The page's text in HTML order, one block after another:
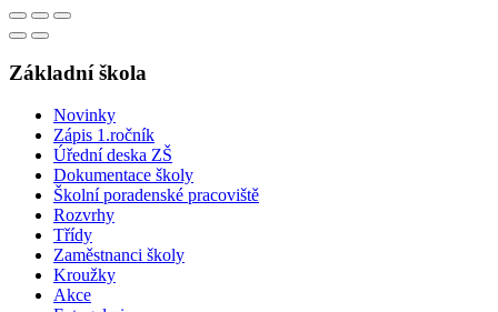
Základní škola
Novinky
Zápis 1.ročník
Úřední deska ZŠ
Dokumentace školy
Školní poradenské pracoviště
Rozvrhy
Třídy
Zaměstnanci školy
Kroužky
Akce